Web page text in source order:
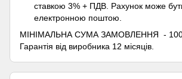
ставкою 3% + ПДВ. Рахунок може
електронною поштою.
МІНІМАЛЬНА СУМА ЗАМОВЛЕННЯ -
Гарантія від виробника 12 місяців.